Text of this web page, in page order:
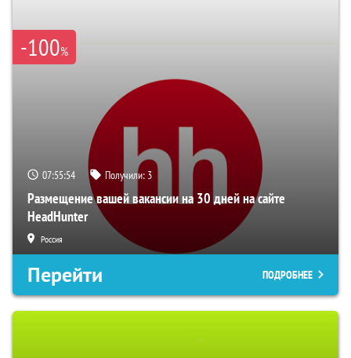
-100%
07:55:52 Получили: 3
Размещение вашей вакансии на 30 дней на сайте
HeadHunter
Россия
Перейти ПОДРОБНЕЕ